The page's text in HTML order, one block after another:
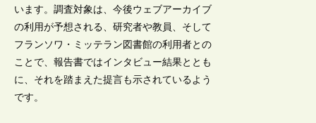
います。調査対象は、今後ウェブアーカイブ
の利用が予想される、研究者や教員、そして
フランソワ・ミッテラン図書館の利用者との
ことで、報告書ではインタビュー結果ととも
に、それを踏まえた提言も示されているよう
です。